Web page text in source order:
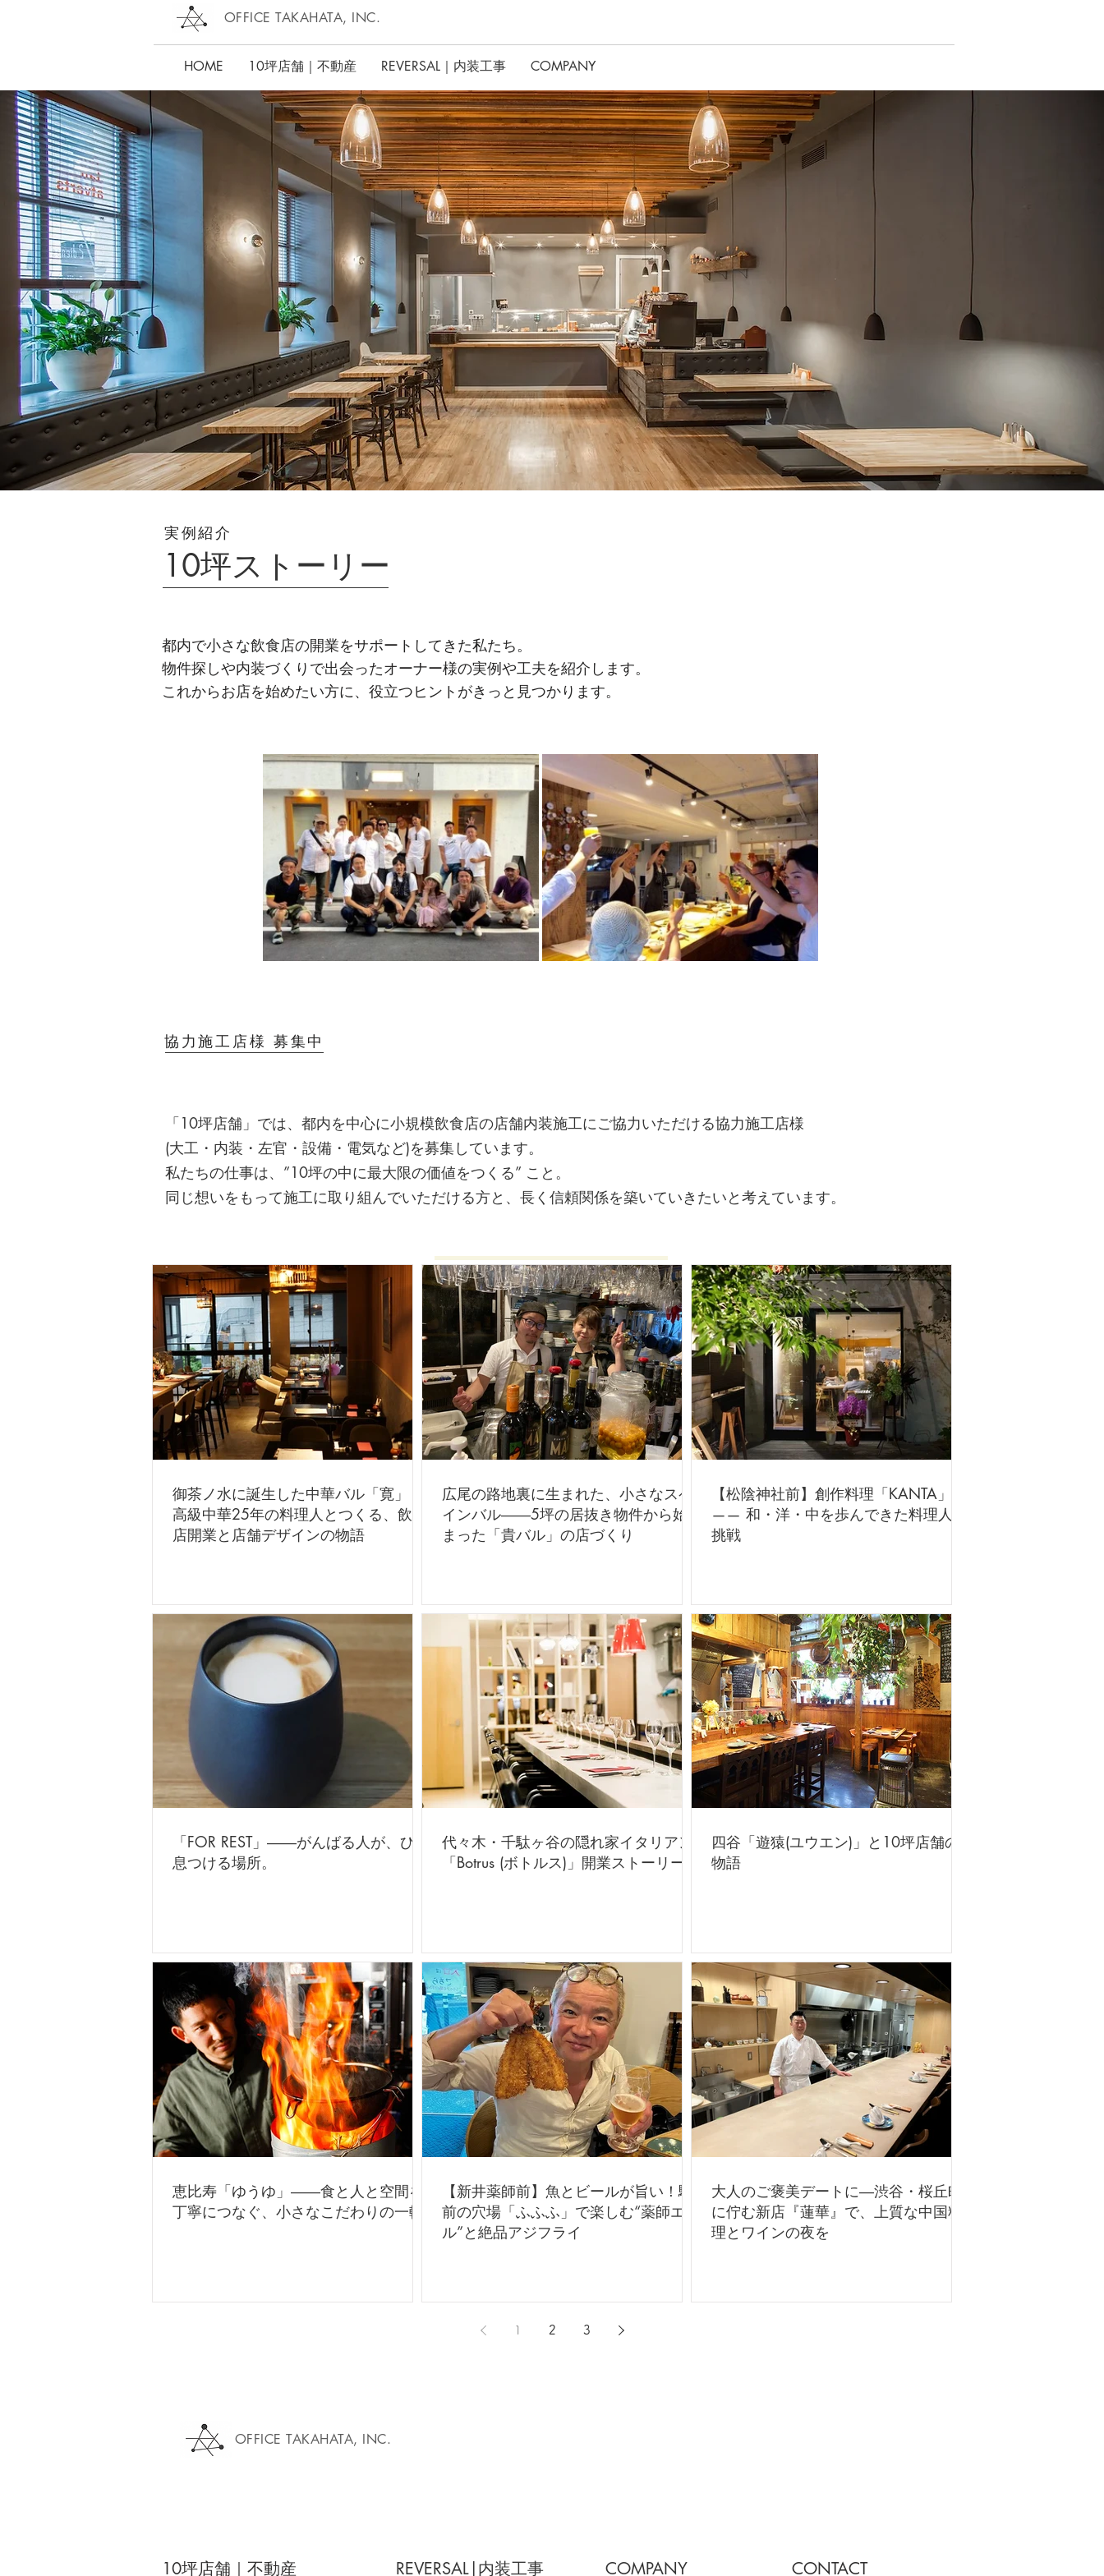
OFFICE TAKAHATA, INC.
HOME 10坪店舗｜不動産 REVERSAL｜内装工事 COMPANY
実例紹介
10坪ストーリー
都内で小さな飲食店の開業をサポートしてきた私たち。
物件探しや内装づくりで出会ったオーナー様の実例や工夫を紹介します。
これからお店を始めたい方に、役立つヒントがきっと見つかります。
協力施工店様 募集中
「10坪店舗」では、都内を中心に小規模飲食店の店舗内装施工にご協力いただける協力施工店様
(大工・内装・左官・設備・電気など)を募集しています。
私たちの仕事は、”10坪の中に最大限の価値をつくる” こと。
同じ想いをもって施工に取り組んでいただける方と、長く信頼関係を築いていきたいと考えています。​
御茶ノ水に誕生した中華バル「寛」｜
高級中華25年の料理人とつくる、飲食
店開業と店舗デザインの物語
広尾の路地裏に生まれた、小さなスペ
インバル――5坪の居抜き物件から始
まった「貴バル」の店づくり
【松陰神社前】創作料理「KANTA」
—— 和・洋・中を歩んできた料理人の
挑戦
「FOR REST」――がんばる人が、ひと
息つける場所。
代々木・千駄ヶ谷の隠れ家イタリアン
「Botrus (ボトルス)」開業ストーリー
四谷「遊猿(ユウエン)」と10坪店舗の
物語
恵比寿「ゆうゆ」――食と人と空間を
丁寧につなぐ、小さなこだわりの一軒
【新井薬師前】魚とビールが旨い！駅
前の穴場「ふふふ」で楽しむ“薬師エー
ル”と絶品アジフライ
大人のご褒美デートに―渋谷・桜丘町
に佇む新店『蓮華』で、上質な中国料
理とワインの夜を
1 2 3
OFFICE TAKAHATA, INC.
10坪店舗｜不動産 REVERSAL|内装工事 COMPANY CONTACT